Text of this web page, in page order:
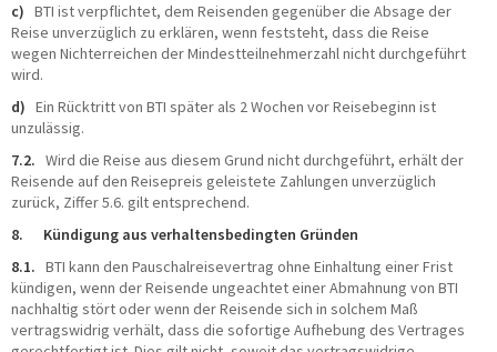
c) BTI ist verpflichtet, dem Reisenden gegenüber die Absage der
Reise unverzüglich zu erklären, wenn feststeht, dass die Reise
wegen Nichterreichen der Mindestteilnehmerzahl nicht durchgeführt
wird.
d) Ein Rücktritt von BTI später als 2 Wochen vor Reisebeginn ist
unzulässig.
7.2. Wird die Reise aus diesem Grund nicht durchgeführt, erhält der
Reisende auf den Reisepreis geleistete Zahlungen unverzüglich
zurück, Ziffer 5.6. gilt entsprechend.
8. Kündigung aus verhaltensbedingten Gründen
8.1. BTI kann den Pauschalreisevertrag ohne Einhaltung einer Frist
kündigen, wenn der Reisende ungeachtet einer Abmahnung von BTI
nachhaltig stört oder wenn der Reisende sich in solchem Maß
vertragswidrig verhält, dass die sofortige Aufhebung des Vertrages